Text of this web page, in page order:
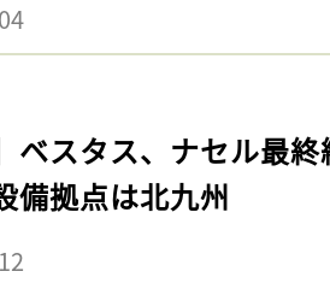
ベスタス、ナセル最
備拠点は北九州